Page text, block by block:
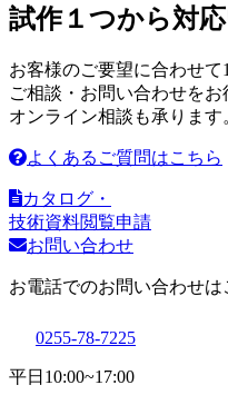
試作１つから対
お客様のご要望に合わせて
ご相談・お問い合わせをお
オンライン相談も承ります
よくあるご質問はこちら
カタログ・
技術資料閲覧申請
お問い合わせ
お電話でのお問い合わせは
0255-78-7225
平日 10:00~17:00